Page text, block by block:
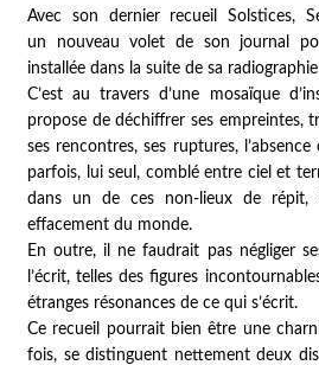
Avec son dernier recueil Solstices,
un nouveau volet de son journal
installée dans la suite de sa
C’est au travers d’une mosaïque
propose de déchiffrer ses empreintes,
ses rencontres, ses ruptures,
parfois, lui seul, comblé entre ciel et
dans un de ces non-lieux de répit,
effacement du monde.
En outre, il ne faudrait pas négliger
l’écrit, telles des figures
étranges résonances de ce qui s’écrit.
Ce recueil pourrait bien être une
fois, se distinguent nettement deux